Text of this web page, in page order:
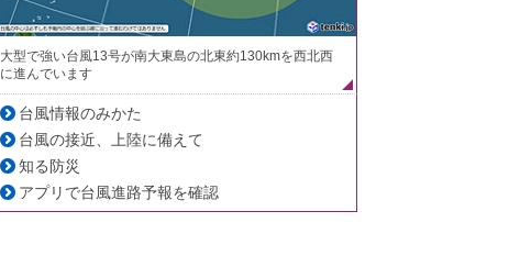
大型で強い台風13号が南大東島の北東約130kmを西北西
に進んでいます
台風情報のみかた
台風の接近、上陸に備えて
知る防災
アプリで台風進路予報を確認